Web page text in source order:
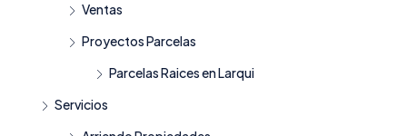
Ventas
Proyectos Parcelas
Parcelas Raices en Larqui
Servicios